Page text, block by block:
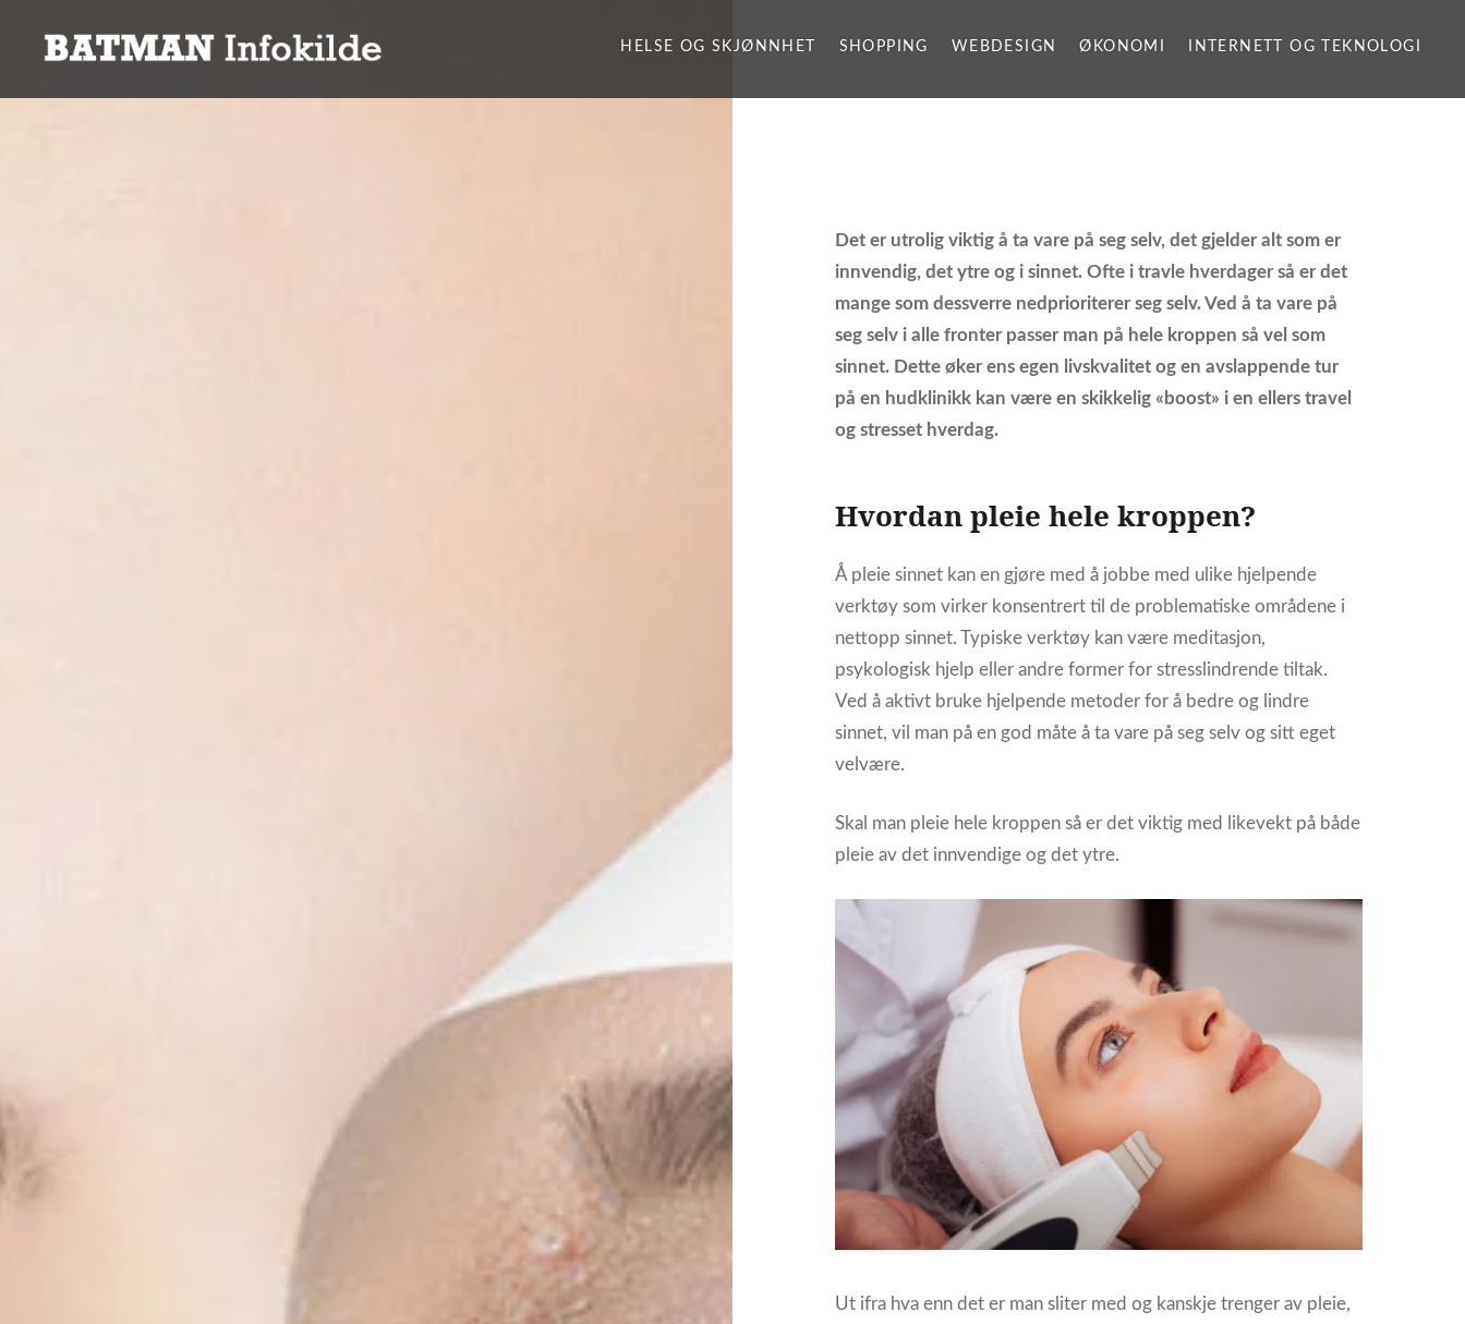
HELSE OG SKJØNNHET SHOPPING WEBDESIGN ØKONOMI INTERNETT OG TEKNOLOGI
Det er utrolig viktig å ta vare på seg selv, det gjelder alt som er
innvendig, det ytre og i sinnet. Ofte i travle hverdager så er det
mange som dessverre nedprioriterer seg selv. Ved å ta vare på
seg selv i alle fronter passer man på hele kroppen så vel som
sinnet. Dette øker ens egen livskvalitet og en avslappende tur
på en hudklinikk kan være en skikkelig «boost» i en ellers travel
og stresset hverdag.
Hvordan pleie hele kroppen?
Å pleie sinnet kan en gjøre med å jobbe med ulike hjelpende
verktøy som virker konsentrert til de problematiske områdene i
nettopp sinnet. Typiske verktøy kan være meditasjon,
psykologisk hjelp eller andre former for stresslindrende tiltak.
Ved å aktivt bruke hjelpende metoder for å bedre og lindre
sinnet, vil man på en god måte å ta vare på seg selv og sitt eget
velvære.
Skal man pleie hele kroppen så er det viktig med likevekt på både
pleie av det innvendige og det ytre.
Ut ifra hva enn det er man sliter med og kanskje trenger av pleie,